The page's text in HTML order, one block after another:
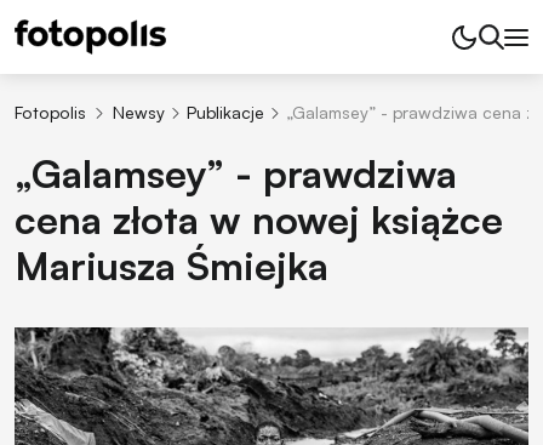
Fotopolis Newsy Publikacje „Galamsey” - prawdziwa cena
„Galamsey” - prawdziwa
cena złota w nowej książce
Mariusza Śmiejka